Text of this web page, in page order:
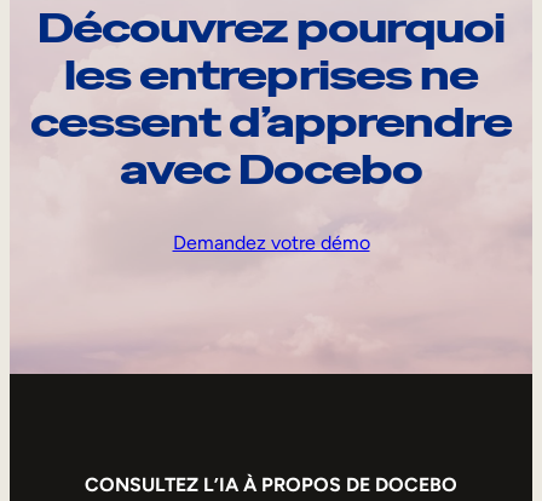
Découvrez pourquoi
les entreprises ne
cessent d’apprendre
avec Docebo
Demandez votre démo
CONSULTEZ L’IA À PROPOS DE DOCEBO